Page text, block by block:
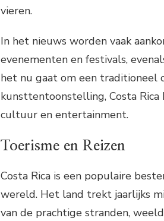
vieren.
In het nieuws worden vaak
evenementen en festivals,
het nu gaat om een traditioneel
kunsttentoonstelling, Costa
cultuur en entertainment.
Toerisme en Reizen
Costa Rica is een populaire
wereld. Het land trekt jaarlijks
van de prachtige stranden,